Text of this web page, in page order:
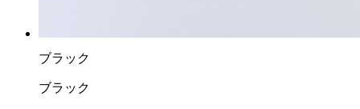
ブラック
ブラック